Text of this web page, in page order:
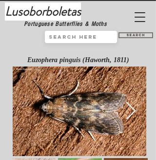
Lusoborboletas
Portuguese Butterflies & Moths
Search
Euzophera pinguis (Haworth, 1811)